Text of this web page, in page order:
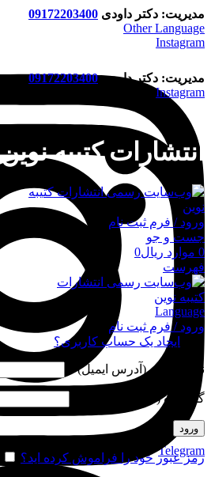
مدیریت: دکتر داودی 09172203400
Other Language
Instagram
Telegram
مدیریت: دکتر داودی09172203400
Instagram
انتشارات کتیبه نوین
ورود / فرم ثبت نام
جست و جو
0 موارد ریال0
فهرست
Language
ورود / فرم ثبت نام
ورود
ایجاد یک حساب کاربری؟
نام کاربری (آدرس ایمیل)
گذرواژه (شماره موبایل)
ورود
رمز عبور خود را فراموش کرده اید؟